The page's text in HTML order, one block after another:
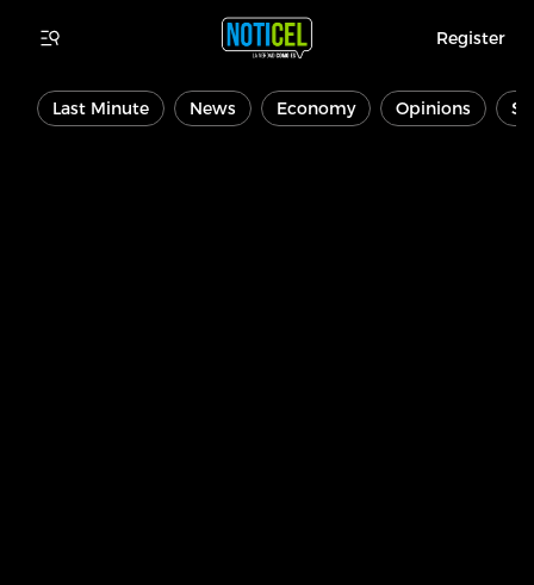
Register
Last Minute News Economy Opinions